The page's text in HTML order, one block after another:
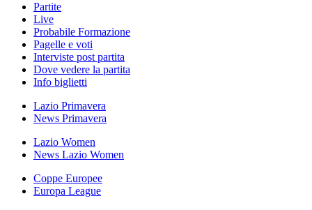
Partite
Live
Probabile Formazione
Pagelle e voti
Interviste post partita
Dove vedere la partita
Info biglietti
Lazio Primavera
News Primavera
Lazio Women
News Lazio Women
Coppe Europee
Europa League